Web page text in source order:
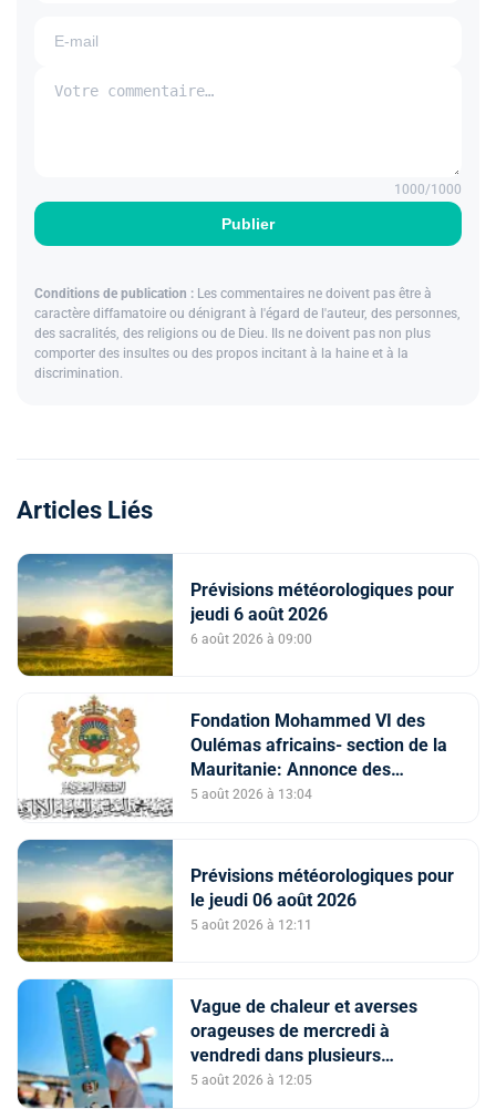
Publier
1000/1000
Conditions de publication : Les commentaires ne doivent pas être à
caractère diffamatoire ou dénigrant à l'égard de l'auteur, des personnes,
des sacralités, des religions ou de Dieu. Ils ne doivent pas non plus
comporter des insultes ou des propos incitant à la haine et à la
discrimination.
Articles Liés
Prévisions météorologiques pour
jeudi 6 août 2026
6 août 2026 à 09:00
Fondation Mohammed VI des
Oulémas africains- section de la
Mauritanie: Annonce des
qualifiés au concours des
5 août 2026 à 13:04
Prévisions météorologiques pour
le jeudi 06 août 2026
5 août 2026 à 12:11
Vague de chaleur et averses
orageuses de mercredi à
vendredi dans plusieurs
provinces du Royaume (Bulletin
5 août 2026 à 12:05